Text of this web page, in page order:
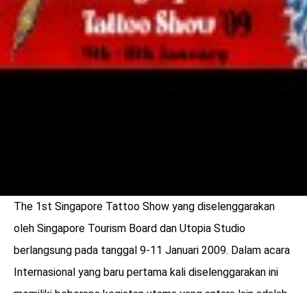
The 1st Singapore Tattoo Show yang diselenggarakan
oleh Singapore Tourism Board dan Utopia Studio
berlangsung pada tanggal 9-11 Januari 2009. Dalam acara
Internasional yang baru pertama kali diselenggarakan ini